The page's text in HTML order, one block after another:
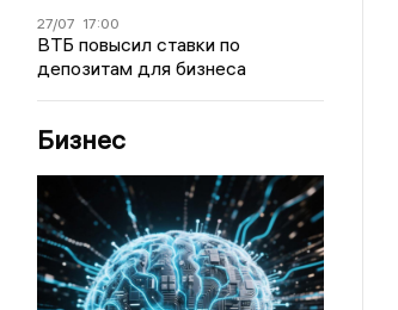
27/07 17:00
ВТБ повысил ставки по
депозитам для бизнеса
Бизнес